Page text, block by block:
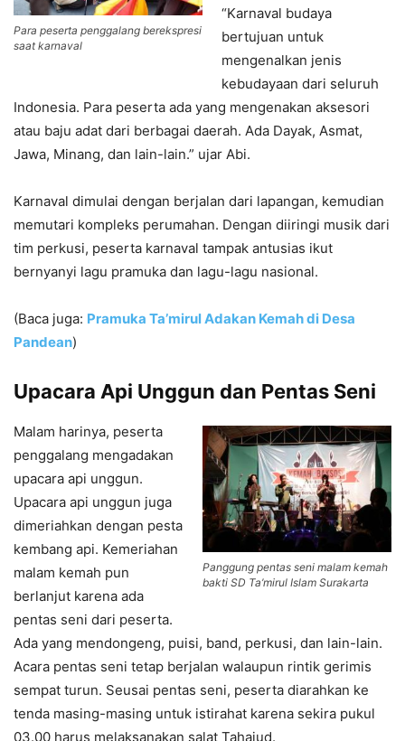
Para peserta penggalang berekspresi
saat karnaval
“Karnaval budaya
bertujuan untuk
mengenalkan jenis
kebudayaan dari seluruh
Indonesia. Para peserta ada yang mengenakan aksesori
atau baju adat dari berbagai daerah. Ada Dayak, Asmat,
Jawa, Minang, dan lain-lain.” ujar Abi.
Karnaval dimulai dengan berjalan dari lapangan, kemudian
memutari kompleks perumahan. Dengan diiringi musik dari
tim perkusi, peserta karnaval tampak antusias ikut
bernyanyi lagu pramuka dan lagu-lagu nasional.
(Baca juga: Pramuka Ta’mirul Adakan Kemah di Desa
Pandean)
Upacara Api Unggun dan Pentas Seni
Panggung pentas seni malam kemah
bakti SD Ta’mirul Islam Surakarta
Malam harinya, peserta
penggalang mengadakan
upacara api unggun.
Upacara api unggun juga
dimeriahkan dengan pesta
kembang api. Kemeriahan
malam kemah pun
berlanjut karena ada
pentas seni dari peserta.
Ada yang mendongeng, puisi, band, perkusi, dan lain-lain.
Acara pentas seni tetap berjalan walaupun rintik gerimis
sempat turun. Seusai pentas seni, peserta diarahkan ke
tenda masing-masing untuk istirahat karena sekira pukul
03.00 harus melaksanakan salat Tahajud.